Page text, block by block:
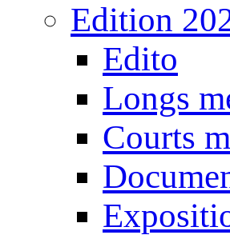
Edition
Edito
Longs
Courts